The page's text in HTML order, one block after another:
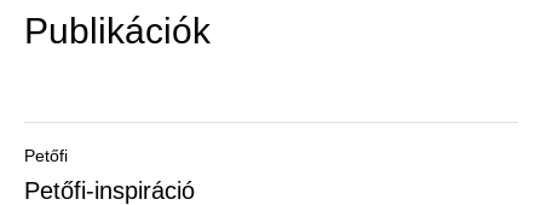
-
Publikációk
Petőfi
Petőfi-inspiráció